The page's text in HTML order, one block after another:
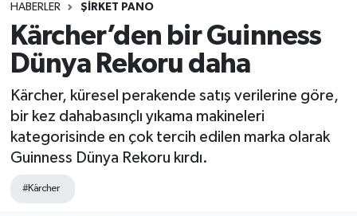
HABERLER ŞİRKET PANO
Kärcher’den bir Guinness
Dünya Rekoru daha
Kärcher, küresel perakende satış verilerine göre,
bir kez dahabasınçlı yıkama makineleri
kategorisinde en çok tercih edilen marka olarak
Guinness Dünya Rekoru kırdı.
#Kärcher
ETKİNLİK
GÜNCEL
HABERLER
KAPAK
OSB